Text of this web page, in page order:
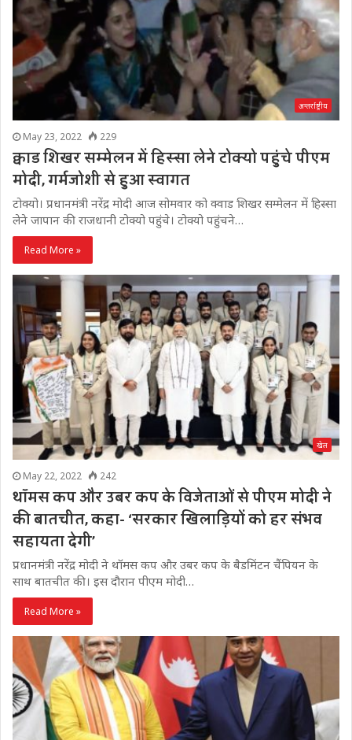
अन्तर्राष्ट्रीय
May 23, 2022 229
क्वाड शिखर सम्मेलन में हिस्सा लेने टोक्यो पहुंचे पीएम
मोदी, गर्मजोशी से हुआ स्वागत
टोक्यो। प्रधानमंत्री नरेंद्र मोदी आज सोमवार को क्वाड शिखर सम्मेलन में हिस्सा
लेने जापान की राजधानी टोक्यो पहुंचे। टोक्यो पहुंचने…
Read More »
खेल
May 22, 2022 242
थॉमस कप और उबर कप के विजेताओं से पीएम मोदी ने
की बातचीत, कहा- ‘सरकार खिलाड़ियों को हर संभव
सहायता देगी’
प्रधानमंत्री नरेंद्र मोदी ने थॉमस कप और उबर कप के बैडमिंटन चैंपियन के
साथ बातचीत की। इस दौरान पीएम मोदी…
Read More »